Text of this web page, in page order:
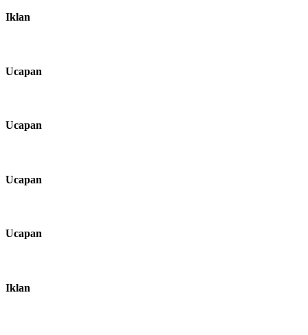
Iklan
Ucapan
Ucapan
Ucapan
Ucapan
Iklan